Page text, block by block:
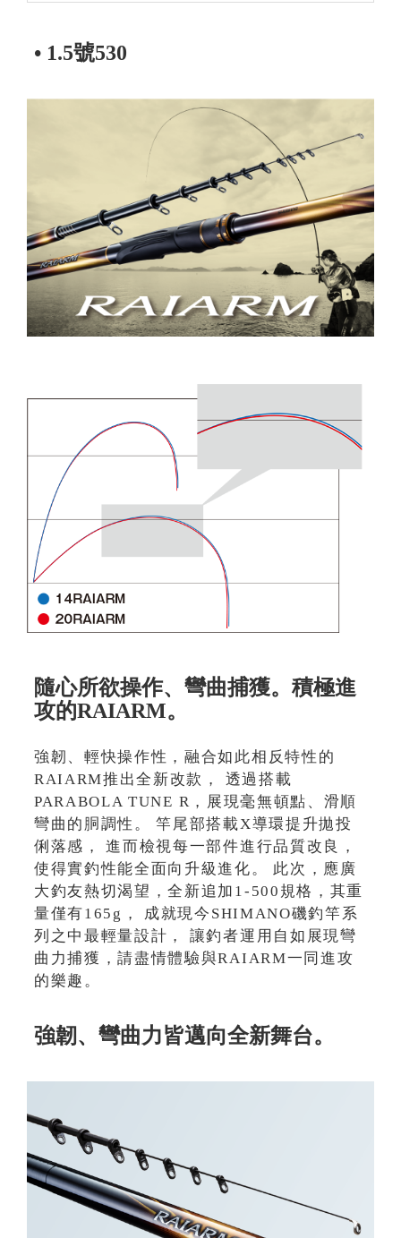
• 1.5號530
隨心所欲操作、彎曲捕獲。積極進
攻的RAIARM。
強韌、輕快操作性，融合如此相反特性的
RAIARM推出全新改款， 透過搭載
PARABOLA TUNE R，展現毫無頓點、滑順
彎曲的胴調性。 竿尾部搭載X導環提升拋投
俐落感， 進而檢視每一部件進行品質改良，
使得實釣性能全面向升級進化。 此次，應廣
大釣友熱切渴望，全新追加1-500規格，其重
量僅有165g， 成就現今SHIMANO磯釣竿系
列之中最輕量設計， 讓釣者運用自如展現彎
曲力捕獲，請盡情體驗與RAIARM一同進攻
的樂趣。
強韌、彎曲力皆邁向全新舞台。